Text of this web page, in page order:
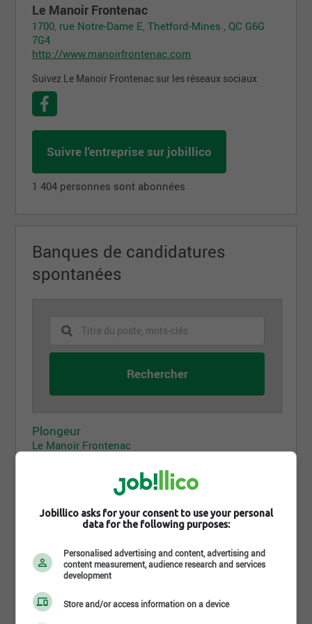
Le Manoir Frontenac
1700, rue Notre-Dame E, Thetford-Mines , QC G6G
7G4
http://www.manoirfrontenac.com
Suivez Le Manoir Frontenac sur les réseaux sociaux
Suivre l'entreprise sur jobillico
1 404 personnes sont abonnées
Banques de candidatures
spontanées
Plongeur
Le Manoir Frontenac
Préposé à l'accueil
Le Manoir Frontenac
Thetford-Mines, QC
Préposé(e) à l'entretien ménager
Thetford-Mines, QC
Jobillico asks for your consent to use your personal
data for the following purposes:
Personalised advertising and content, advertising and
content measurement, audience research and services
development
Store and/or access information on a device